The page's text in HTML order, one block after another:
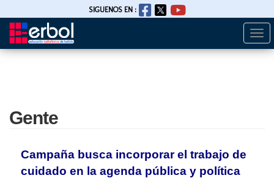
Pasar
SIGUENOS EN :
Gente
Campaña busca incorporar el trabajo de
cuidado en la agenda pública y política